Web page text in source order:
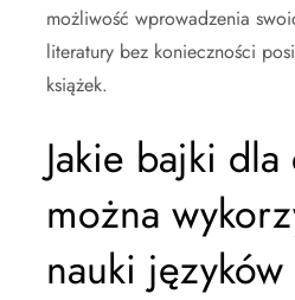
możliwość wprowadzenia
literatury bez konieczności
książek.
Jakie bajki
można
nauki